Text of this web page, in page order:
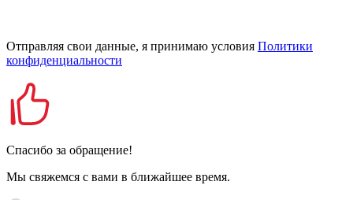
Отправляя свои данные, я принимаю условия Политики
конфиденциальности
Спасибо за обращение!
Мы свяжемся с вами в ближайшее время.